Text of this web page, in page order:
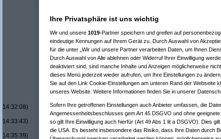
Re(7): Neue "Supersteuer" für Luxusautos
Re(9): Neue "Supersteuer" für Luxusautos(bootleg
Re(10): Neue "Supersteuer" für Luxusautos(
Re(11): Neue "Supersteuer" für Luxusautos(
Re(12): Neue "Supersteuer" für Luxusautos
Re(13): Neue "Supersteuer" für
Re(14): Neue "Supersteuer" für
Re(15): Neue "Supersteuer" für
Re(16): Neue "Supersteuer" für
Re(17): Neue "Supersteuer"
14:32:08)
Re(19): Neue
14:33:43)
Re(20): Neue
14:35:39)
Ihre Privatsphäre ist uns wichtig
Wir und unsere 1019-Partner speichern und greifen auf
eindeutige Kennungen auf Ihrem Gerät zu. Durch Auswahl von
für die unter „Wir und unsere Partner verarbeiten Daten, um Ihnen
Durch Auswahl von Alle ablehnen oder Widerruf Ihrer Einwilligung
deaktiviert sind, sind manche Inhalte und Anzeigen möglicherweise
dieses Menü jederzeit wieder aufrufen, um Ihre Einstellungen zu
Sie auf den Link Cookie-Einstellungen am unteren Rand der Webseite
unseres Website. Weitere Informationen finden Sie in unserer
Sofern Ihre getroffenen Einstellungen auch Anbieter umfassen, die
Angemessenheitsbeschlusses gem Art 45 DSGVO und ohne
so gilt Ihre Einwilligung auch hierfür (Art 49 Abs 1 lit a DSGVO). Dies
die USA. Es besteht insbesondere das Risiko, dass Ihre Daten durch